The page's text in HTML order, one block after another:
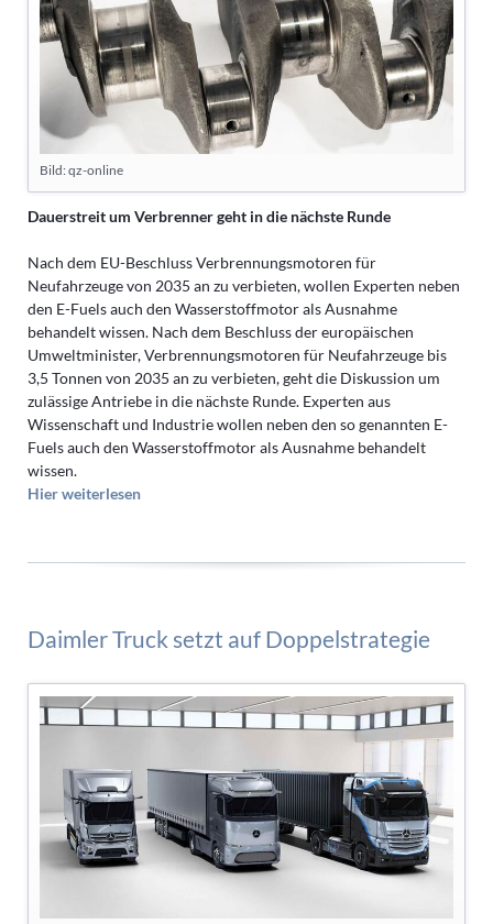
Bild: qz-online
Dauerstreit um Verbrenner geht in die nächste Runde
Nach dem EU-Beschluss Verbrennungsmotoren für
Neufahrzeuge von 2035 an zu verbieten, wollen Experten neben
den E-Fuels auch den Wasserstoffmotor als Ausnahme
behandelt wissen. Nach dem Beschluss der europäischen
Umweltminister, Verbrennungsmotoren für Neufahrzeuge bis
3,5 Tonnen von 2035 an zu verbieten, geht die Diskussion um
zulässige Antriebe in die nächste Runde. Experten aus
Wissenschaft und Industrie wollen neben den so genannten E-
Fuels auch den Wasserstoffmotor als Ausnahme behandelt
wissen.
Hier weiterlesen
Daimler Truck setzt auf Doppelstrategie